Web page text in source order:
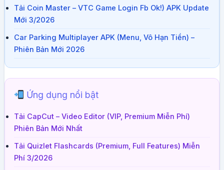
Tải Coin Master – VTC Game Login Fb Ok!) APK Update
Mới 3/2026
Car Parking Multiplayer APK (Menu, Vô Hạn Tiền) –
Phiên Bản Mới 2026
Ứng dụng nổi bật
Tải CapCut – Video Editor (VIP, Premium Miễn Phí)
Phiên Bản Mới Nhất
Tải Quizlet Flashcards (Premium, Full Features) Miễn
Phí 3/2026